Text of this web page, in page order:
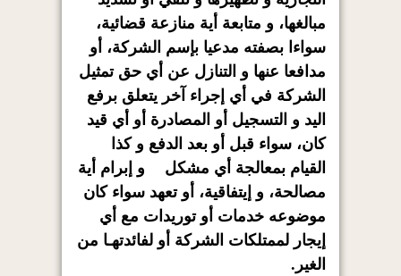
مبالغها، و متابعة أية منازعة قضائية،
سواءا بصفته مدعيا بإسم الشركة، أو
مدافعا عنها و التنازل عن أي حق تمثيل
الشركة في أي إجراء آخر يتعلق برفع
اليد و التسجيل أو المصادرة أو أي قيد
كان، سواء قبل أو بعد الدفع و كذا
القيام بمعالجة أي مشكل و إبرام أية
مصالحة، و إيتفاقية، أو تعهد سواء كان
موضوعه خدمات أو توريدات مع أي
إيجار لممتلكات الشركة أو لفائدتهـا من
الغير.